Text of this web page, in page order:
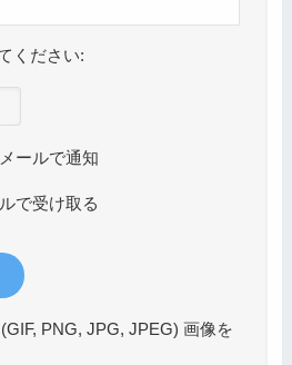
ください:
ールで通知
で受け取る
PNG, JPG, JPEG) 画像を